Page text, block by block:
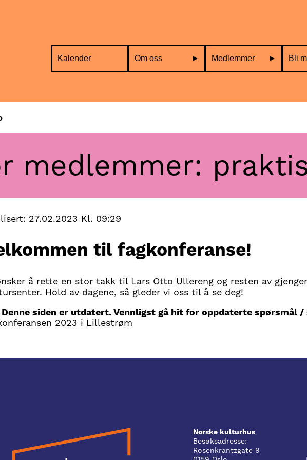
Kalender Om oss Medlemmer Bli
medlemmer:
27.02.2023 Kl. 09:29
til fagkonferanse!
å rette en stor takk til Lars Otto Ullereng og resten av
Hold av dagene, så gleder vi oss til å se deg!
Denne siden er utdatert.Vennligst gå hit for oppdaterte spørsmål /
2023 i Lillestrøm
Norske kulturhus
Besøksadresse:
Rosenkrantzgate 9